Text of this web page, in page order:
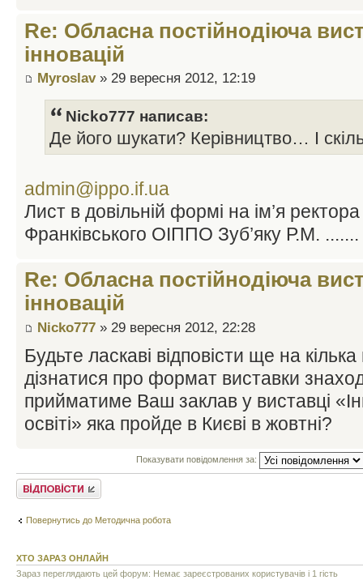
Re: Обласна постійнодіюча
інновацій
Myroslav» 29 вересня 2012, 12:19
Nicko777 написав:
Де його шукати? Керівництво… І
admin@ippo.if.ua
Лист в довільній формі на ім’я
Франківського ОІППО Зуб’яку Р.М.
Re: Обласна постійнодіюча
інновацій
Nicko777 » 29 вересня 2012, 22:28
Будьте ласкаві відповісти ще на
дізнатися про формат виставки
прийматиме Ваш заклав у виставці
освіті» яка пройде в Києві в жовтні?
Показувати повідомлення за:
Відповісти
Повернутись до Методична робота
ХТО ЗАРАЗ ОНЛАЙН
Зараз переглядають цей форум: Немає зареєстрованих користувачів і 1 гість